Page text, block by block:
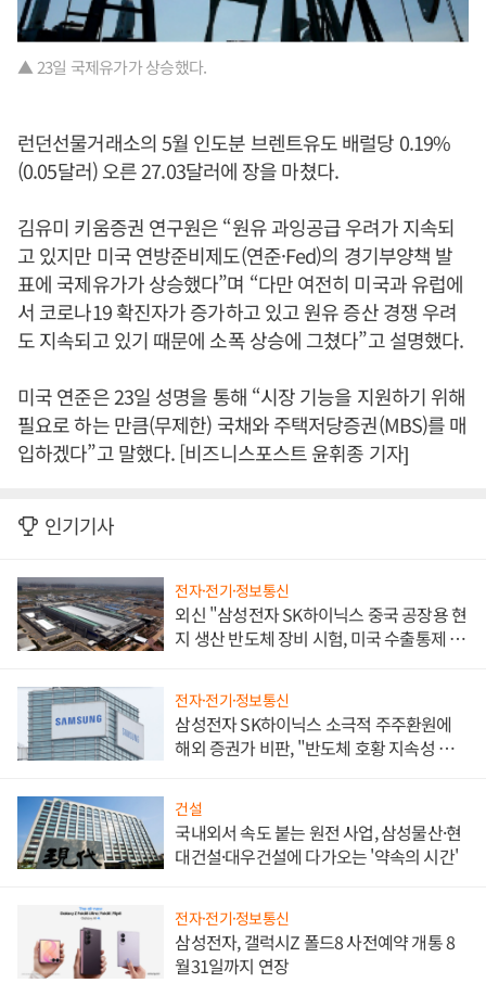
▲ 23일 국제유가가 상승했다.
런던선물거래소의 5월 인도분 브렌트유도 배럴당 0.19%
(0.05달러) 오른 27.03달러에 장을 마쳤다.
김유미 키움증권 연구원은 “원유 과잉공급 우려가 지속되
고 있지만 미국 연방준비제도(연준·Fed)의 경기부양책 발
표에 국제유가가 상승했다”며 “다만 여전히 미국과 유럽에
서 코로나19 확진자가 증가하고 있고 원유 증산 경쟁 우려
도 지속되고 있기 때문에 소폭 상승에 그쳤다”고 설명했다.
미국 연준은 23일 성명을 통해 “시장 기능을 지원하기 위해
필요로 하는 만큼(무제한) 국채와 주택저당증권(MBS)를 매
입하겠다”고 말했다. [비즈니스포스트 윤휘종 기자]
인기기사
전자·전기·정보통신
외신 "삼성전자 SK하이닉스 중국 공장용 현
지 생산 반도체 장비 시험, 미국 수출통제 대
전자·전기·정보통신
삼성전자 SK하이닉스 소극적 주주환원에
해외 증권가 비판, "반도체 호황 지속성 의
건설
국내외서 속도 붙는 원전 사업, 삼성물산·현
대건설·대우건설에 다가오는 '약속의 시간'
전자·전기·정보통신
삼성전자, 갤럭시Z 폴드8 사전예약 개통 8
월31일까지 연장